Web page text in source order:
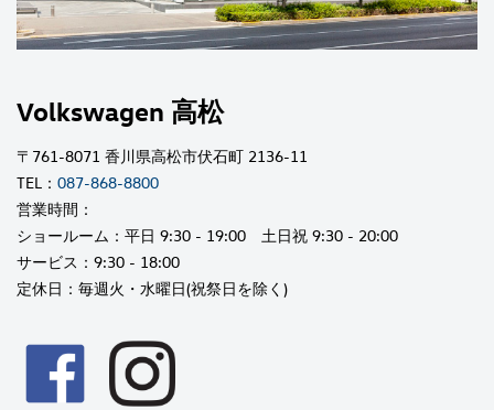
Volkswagen 高松
〒761-8071 香川県高松市伏石町 2136-11
TEL： 087-868-8800
営業時間：
ショールーム：平日 9:30 - 19:00 土日祝 9:30 - 20:00
サービス：9:30 - 18:00
定休日：毎週火・水曜日(祝祭日を除く)